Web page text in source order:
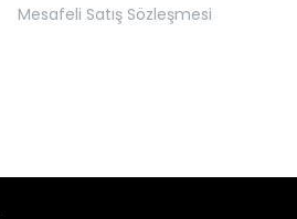
Mesafeli Satış Sözleşmesi